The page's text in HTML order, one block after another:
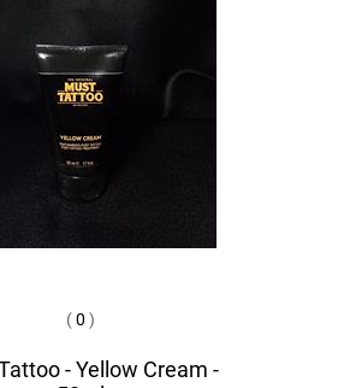
(0 )
- Yellow Cream -